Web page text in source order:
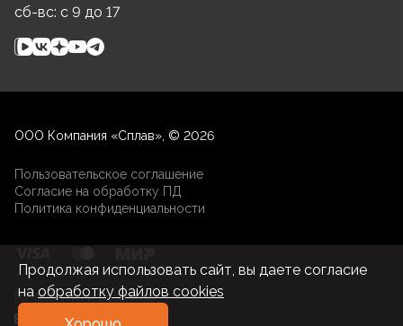
сб-вс: c 9 до 17
ООО Компания «Сплав», © 2026
Пользовательское соглашение
Согласие на обработку ПД
Политика конфиденциальности
Разработка и развитие
Продолжая использовать сайт, вы даете согласие
на обработку файлов cookies